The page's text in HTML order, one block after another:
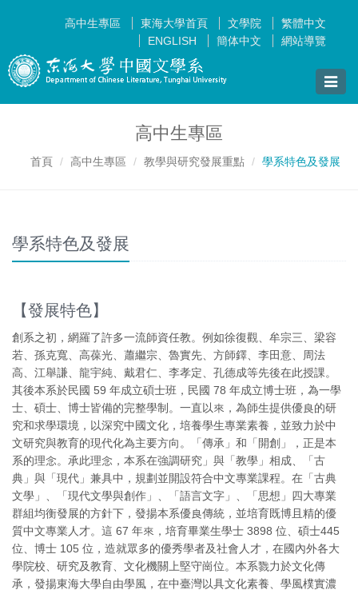
高中生專區 東海大學首頁 文學院
繁體中文
ENGLISH
簡体中文 網站導覽
Toggle
高中生專區
首頁 高中生專區 教學與研究發展重點 學系特色及發展
學系特色及發展
【發展特色】
創系之初，網羅了許多一流師資任教。例如徐復觀、牟宗三、梁容
若、孫克寬、高葆光、蕭繼宗、魯實先、方師鐸、李田意、周法
高、江舉謙、龍宇純、戴君仁、李孝定、孔德成等先後在此授課。
其後本系於民國 59 年成立碩士班，民國 78 年成立博士班，為一學
士、碩士、博士皆備的完整學制。一直以來，為師生提供優良的研
究和求學環境，以深究中國文化，培養學生專業素養，並致力於中
文研究與教育的現代化為主要方向。「傳承」和「開創」，正是本
系的理念。承此理念，本系在強調研究」與「教學」相成、「古
典」與「現代」兼具中，規劃並開設符合中文專業課程。在「古典
文學」、「現代文學與創作」、「語言文字」、「思想」四大專業
群組均衡發展的方針下，發揚本系優良傳統，並培育既博且精的優
質中文專業人才。這 67 年來，培育畢業生學士 3898 位、碩士445
位、博士 105 位，造就眾多的優秀學者及社會人才，在國內外各大
學院校、研究及教育、文化機關上堅守崗位。本系戮力於文化傳
承，發揚東海大學自由學風，在中臺灣以具文化素養、學風樸實濃